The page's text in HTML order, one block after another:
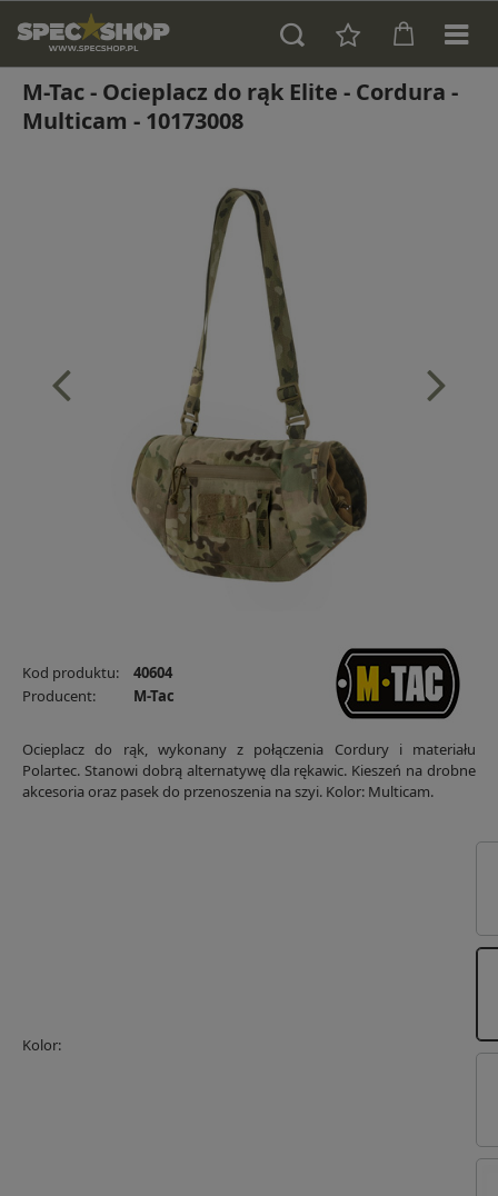
M-Tac - Ocieplacz do rąk Elite - Cordura -
Multicam - 10173008
Kod produktu:
40604
Producent:
M-Tac
Ocieplacz do rąk, wykonany z połączenia Cordury i materiału
Polartec. Stanowi dobrą alternatywę dla rękawic. Kieszeń na drobne
akcesoria oraz pasek do przenoszenia na szyi. Kolor: Multicam.
Kolor